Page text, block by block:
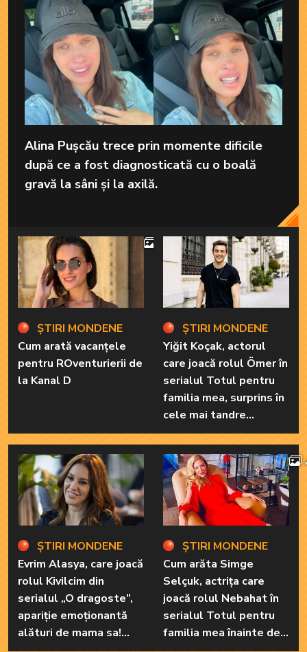
Alina Pușcău trece prin momente dificile
după ce a fost diagnosticată cu o boală
gravă la sâni și la axilă.
ȘTIRI MONDENE
Cum arată vacanțele
pentru ROventurierii de
la Kanal D
ȘTIRI MONDENE
Evrim Alasya, care joacă
rolul Kivilcim din
serialul „O dragoste”,
apariție emoționantă
alături de mama sa!
ȘTIRI MONDENE
Yiğit Koçak, actorul
care joacă rolul Ömer în
serialul Totul pentru
familia mea, surprins în
cele mai tandre
ipostaze! Ele sunt
marile sale iubiri
ȘTIRI MONDENE
Cum arăta Simge
Selçuk, actrița care
joacă rolul Nebahat în
serialul Totul pentru
familia mea înainte de a